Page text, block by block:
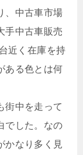
、中古車市場
手中古車販売
近く在庫を持
ある色とは何
街中を走って
でした。なの
かなり多く見